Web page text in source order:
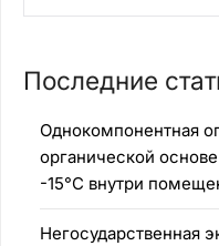
Последние
Однокомпонентная
органической
-15°C внутри
Негосударственная